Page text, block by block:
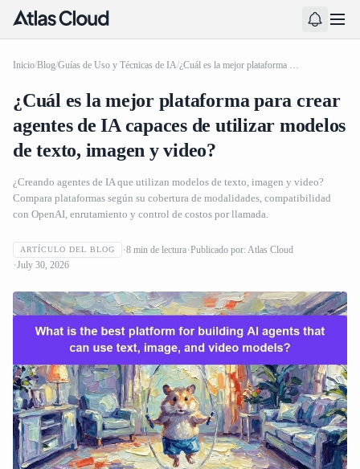
Inicio/Blog/Guías de Uso y Técnicas de IA/ ¿Cuál es la mejor plataforma para crear agentes de IA capaces de utilizar modelos de texto, imagen y video?
¿Cuál es la mejor plataforma para crear
agentes de IA capaces de utilizar modelos
de texto, imagen y video?
¿Creando agentes de IA que utilizan modelos de texto, imagen y video?
Compara plataformas según su cobertura de modalidades, compatibilidad
con OpenAI, enrutamiento y control de costos por llamada.
ARTÍCULO DEL BLOG 8 min de lectura Publicado por: Atlas Cloud
July 30, 2026